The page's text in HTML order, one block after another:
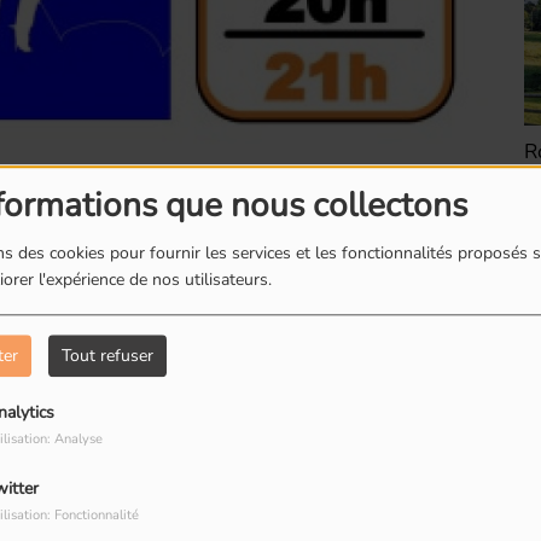
que nous collectons
des cookies pour fournir les services et les fonctionnalités proposés
l'expérience de nos utilisateurs.
Tout refuser
Analyse
Fonctionnalité
Visit.????
lumineux de